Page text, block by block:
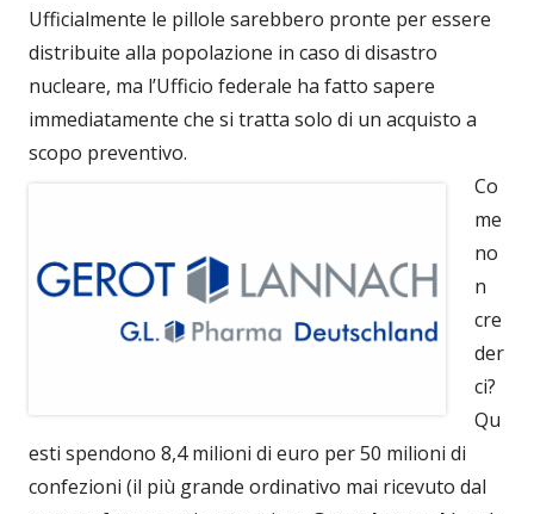
Ufficialmente le pillole sarebbero pronte per essere
distribuite alla popolazione in caso di disastro
nucleare, ma l’Ufficio federale ha fatto sapere
immediatamente che si tratta solo di un acquisto a
scopo preventivo.
Co
me
no
n
cre
der
ci?
Qu
esti spendono 8,4 milioni di euro per 50 milioni di
confezioni (il più grande ordinativo mai ricevuto dal